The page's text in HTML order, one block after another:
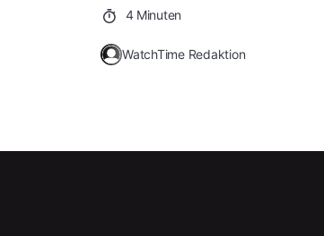
4 Minuten
WatchTime Redaktion